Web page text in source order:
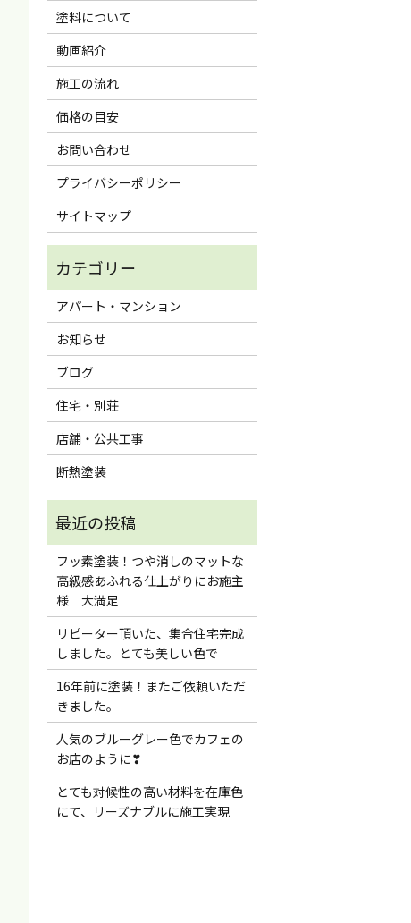
塗料について
動画紹介
施工の流れ
価格の目安
お問い合わせ
プライバシーポリシー
サイトマップ
アパート・マンション
お知らせ
ブログ
住宅・別荘
店舗・公共工事
断熱塗装
フッ素塗装！つや消しのマットな
高級感あふれる仕上がりにお施主
様 大満足
リピーター頂いた、集合住宅完成
しました。とても美しい色で
16年前に塗装！またご依頼いただ
きました。
人気のブルーグレー色でカフェの
お店のように❣
とても対候性の高い材料を在庫色
にて、リーズナブルに施工実現